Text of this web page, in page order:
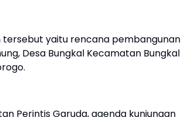
tersebut yaitu rencana pembangunan
Desa Bungkal Kecamatan Bungkal
Perintis Garuda, agenda kunjungan